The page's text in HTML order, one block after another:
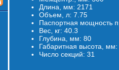
Длина, мм: 2171
Объем, л: 7.75
Паспортная мощность
Вес, кг: 40.3
Глубина, мм: 80
Габаритная высота, мм:
Число секций: 31